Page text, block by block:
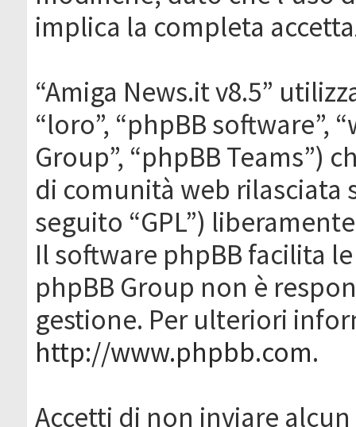
implica la completa
“Amiga News.it v8.5”
“loro”, “phpBB software”,
Group”, “phpBB Teams”)
di comunità web rilasciata
seguito “GPL”)
Il software phpBB facilita
phpBB Group non è
gestione. Per ulteriori
http://www.phpbb.com.
Accetti di non inviare